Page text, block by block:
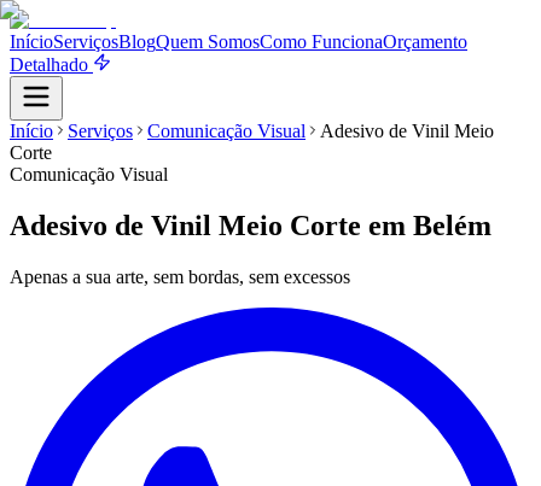
InícioServiçosBlogQuem SomosComo FuncionaOrçamento
Detalhado
Início Serviços Comunicação Visual
Adesivo de Vinil Meio
Corte
Comunicação Visual
Adesivo de Vinil Meio Corte em Belém
Apenas a sua arte, sem bordas, sem excessos